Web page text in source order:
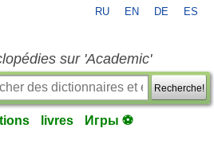
RU EN DE ES
sur 'Academic'
Recherche!
livres Игры ⚽